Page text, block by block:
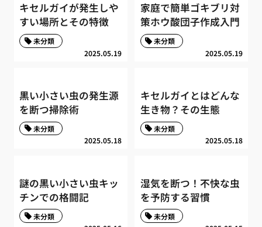
キセルガイが発生しや
すい場所とその特徴
2025.05.19
未分類
家庭で簡単ゴキブリ対
策ホウ酸団子作成入門
2025.05.19
未分類
黒い小さい虫の発生源
を断つ掃除術
2025.05.18
未分類
キセルガイとはどんな
生き物？その生態
2025.05.18
未分類
謎の黒い小さい虫キッ
チンでの格闘記
未分類
湿気を断つ！不快な虫
を予防する習慣
未分類